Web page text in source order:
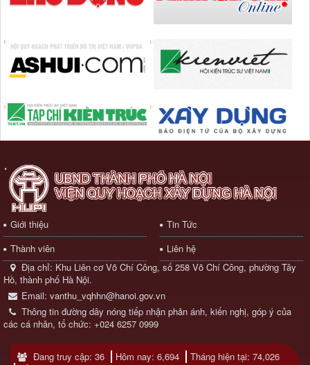
Giới thiệu
Tin Tức
Thành viên
Liên hệ
Địa chỉ: Khu Liên cơ Võ Chí Công, số 258 Võ Chí Công, phường Tây
Hồ, thành phố Hà Nội.
Email: vanthu_vqhhn@hanoi.gov.vn
Thông tin đường dây nóng tiếp nhận phản ánh, kiến nghị, góp ý của
các cá nhân, tổ chức: +024 6257 0999
Đang truy cập: 36 Hôm nay: 6,694
Tháng hiện tại: 74,026